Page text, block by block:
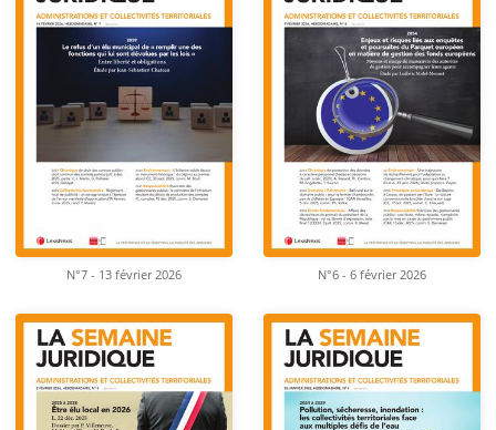
N°7 - 13 février 2026 N°6 - 6 février 2026